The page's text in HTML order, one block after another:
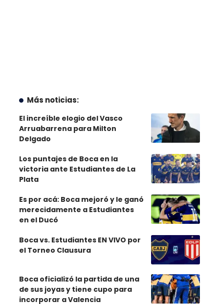
Más noticias:
El increíble elogio del Vasco
Arruabarrena para Milton
Delgado
Los puntajes de Boca en la
victoria ante Estudiantes de La
Plata
Es por acá: Boca mejoró y le ganó
merecidamente a Estudiantes
en el Ducó
Boca vs. Estudiantes EN VIVO por
el Torneo Clausura
Boca oficializó la partida de una
de sus joyas y tiene cupo para
incorporar a Valencia